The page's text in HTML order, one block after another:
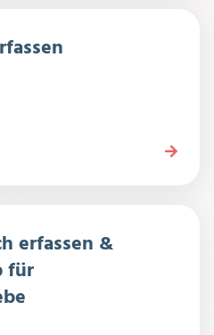
erfassen &
für